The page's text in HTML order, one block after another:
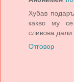
Хубав
какво му се
сливова
Отговор